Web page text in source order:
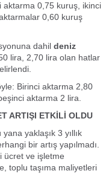
aktarma 0,75 kuruş, ikinci
0,60 kuruş
dahil deniz
lira, 2,70 lira olan hatlar
Birinci aktarma 2,80
aktarma 2 lira.
ARTIŞI ETKİLİ OLDU
yaklaşık 3 yıllık
bir artış yapılmadı.
ücret ve işletme
toplu taşıma maliyetleri